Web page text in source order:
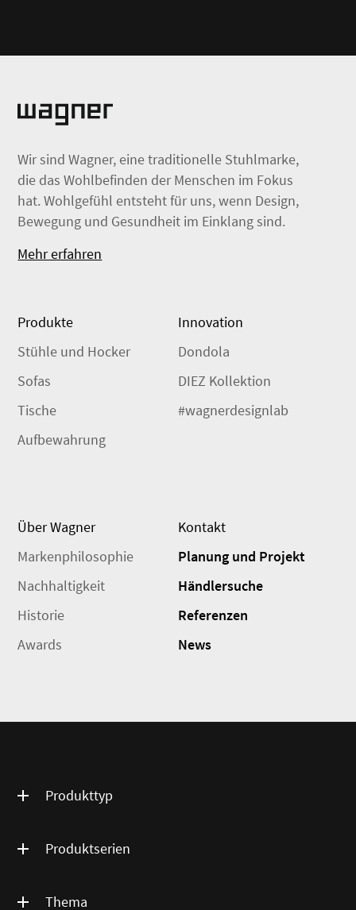
Wir sind Wagner, eine traditionelle Stuhlmarke,
die das Wohlbefinden der Menschen im Fokus
hat. Wohlgefühl entsteht für uns, wenn Design,
Bewegung und Gesundheit im Einklang sind.
Mehr erfahren
Produkte
Stühle und Hocker
Sofas
Tische
Aufbewahrung
Innovation
Dondola
DIEZ Kollektion
#wagnerdesignlab
Über Wagner
Markenphilosophie
Nachhaltigkeit
Historie
Awards
Kontakt
Planung und Projekt
Händlersuche
Referenzen
News
Produkttyp
Produktserien
Thema